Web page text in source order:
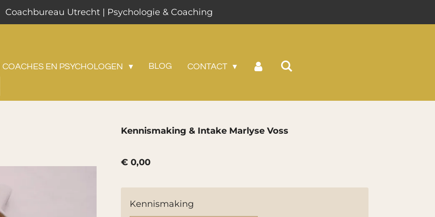
Coachbureau Utrecht | Psychologie & Coaching
COACHES EN PSYCHOLOGEN BLOG CONTACT
Kennismaking & Intake Marlyse Voss
€ 0,00
Kennismaking